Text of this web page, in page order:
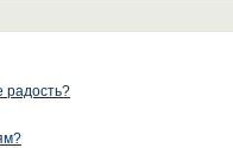
радость?